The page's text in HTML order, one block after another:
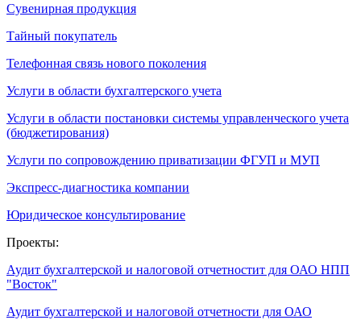
Сувенирная продукция
Тайный покупатель
Телефонная связь нового поколения
Услуги в области бухгалтерского учета
Услуги в области постановки системы управленческого учета
(бюджетирования)
Услуги по сопровождению приватизации ФГУП и МУП
Экспресс-диагностика компании
Юридическое консультирование
Проекты:
Аудит бухгалтерской и налоговой отчетностит для ОАО НПП
"Восток"
Аудит бухгалтерской и налоговой отчетности для ОАО